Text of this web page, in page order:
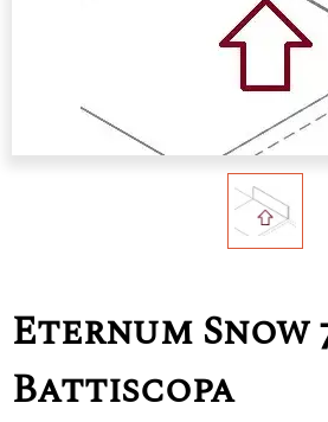
Eternum Snow
Battiscopa